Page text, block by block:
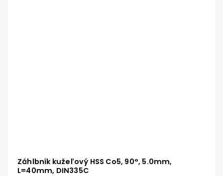
Záhlbník kužeľový HSS Co5, 90°, 5.0mm,
L=40mm, DIN335C